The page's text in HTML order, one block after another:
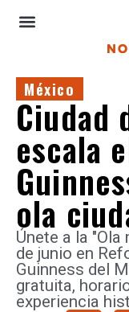
México
Ciudad
escala
ola
Únete a la "Ola
de junio en
Guinness del
gratuita,
experiencia